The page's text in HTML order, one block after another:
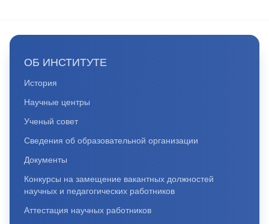
ОБ ИНСТИТУТЕ
История
Научные центры
Ученый совет
Сведения об образовательной организации
Документы
Конкурсы на замещение вакантных должностей
научных и педагогических работников
Аттестация научных работников